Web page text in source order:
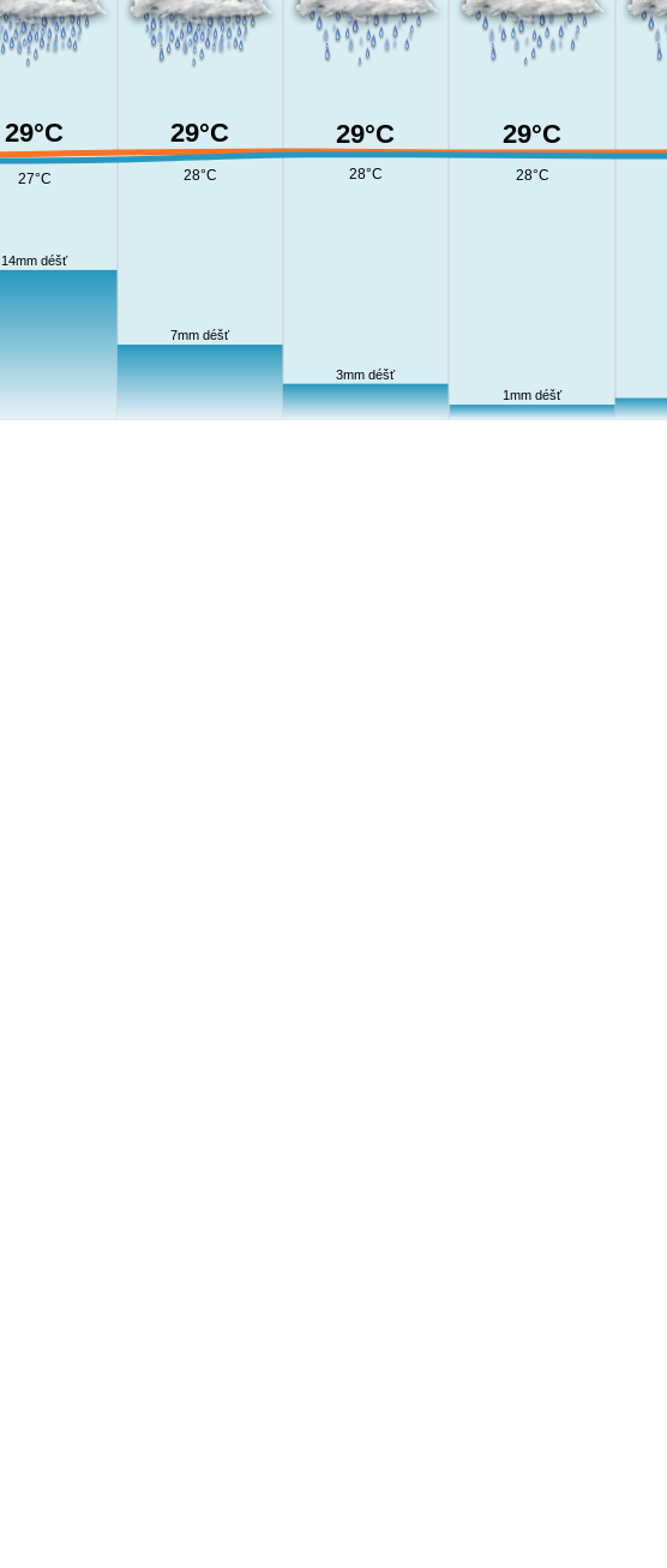
29°C
27°C
14mm déšť
29°C
28°C
7mm déšť
29°C
28°C
3mm déšť
29°C
28°C
1mm déšť